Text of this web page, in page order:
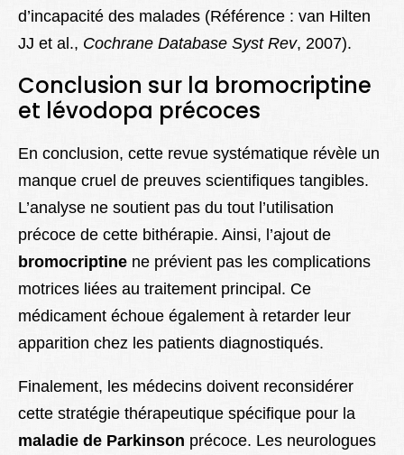
d’incapacité des malades (Référence : van Hilten
JJ et al., Cochrane Database Syst Rev, 2007).
Conclusion sur la bromocriptine
et lévodopa précoces
En conclusion, cette revue systématique révèle un
manque cruel de preuves scientifiques tangibles.
L’analyse ne soutient pas du tout l’utilisation
précoce de cette bithérapie. Ainsi, l’ajout de
bromocriptine ne prévient pas les complications
motrices liées au traitement principal. Ce
médicament échoue également à retarder leur
apparition chez les patients diagnostiqués.
Finalement, les médecins doivent reconsidérer
cette stratégie thérapeutique spécifique pour la
maladie de Parkinson précoce. Les neurologues